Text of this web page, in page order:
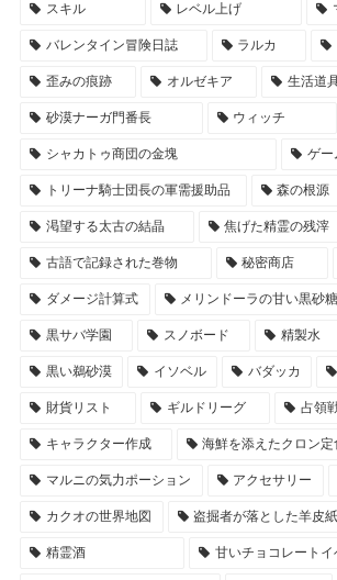
スキル レベル上げ
バレンタイン冒険日誌 ラルカ
歪みの痕跡 オルゼキア 生活道
砂漠ナーガ門番長 ウィッチ
シャカトゥ商団の金塊 ゲー
トリーナ騎士団長の軍需援助品 森の根源
渇望する太古の結晶 焦げた精霊の残滓
古語で記録された巻物 秘密商店
ダメージ計算式 メリンドーラの甘い黒砂糖
黒サバ学園 スノボード 精製水
黒い鵜砂漠 イソベル バダッカ
財貨リスト ギルドリーグ 占領
キャラクター作成 海鮮を添えたクロン定
マルニの気力ポーション アクセサリー
カクオの世界地図 盗掘者が落とした羊皮紙
精霊酒 甘いチョコレートイ